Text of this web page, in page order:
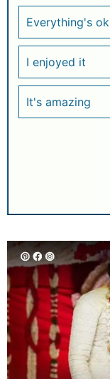
Everything's ok
I enjoyed it
It's amazing